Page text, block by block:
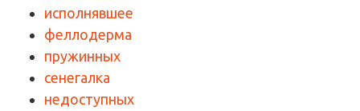
исполнявшее
феллодерма
пружинных
сенегалка
недоступных